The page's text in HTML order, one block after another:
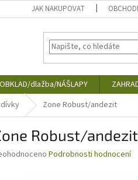
JAK NAKUPOVAT
OBKLAD/dlažba/NÁŠLAPY
Zone Robust/andezit
Robust/andezit
Podrobnosti hodnocení